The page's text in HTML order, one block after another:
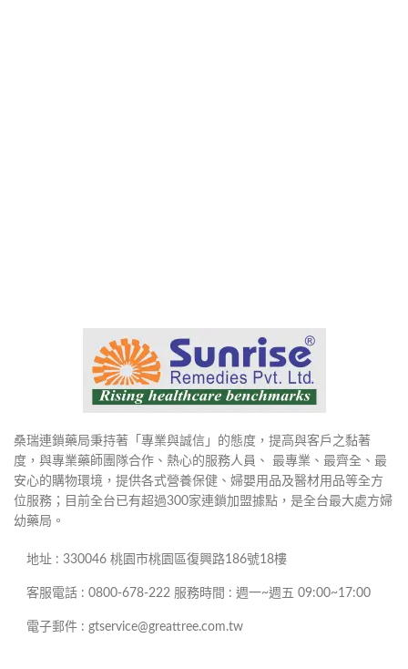
桑瑞連鎖藥局秉持著「專業與誠信」的態度，提高與客戶之黏著
度，與專業藥師團隊合作、熱心的服務人員、 最專業、最齊全、最
安心的購物環境，提供各式營養保健、婦嬰用品及醫材用品等全方
位服務；目前全台已有超過300家連鎖加盟據點，是全台最大處方婦
幼藥局。
地址 : 330046 桃園市桃園區復興路186號18樓
客服電話 : 0800-678-222 服務時間 : 週一~週五 09:00~17:00
電子郵件 : gtservice@greattree.com.tw